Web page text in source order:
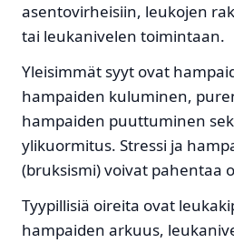
asentovirheisiin, leukojen
tai leukanivelen toimintaan.
Yleisimmät syyt ovat
hampaiden kuluminen,
hampaiden puuttuminen
ylikuormitus. Stressi ja
(bruksismi) voivat pahentaa
Tyypillisiä oireita ovat
hampaiden arkuus,